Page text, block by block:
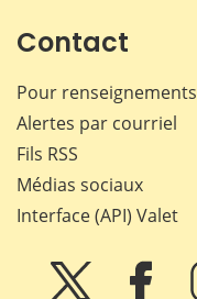
Contact
Pour renseignements
Alertes par courriel
Fils RSS
Médias sociaux
Interface (API) Valet